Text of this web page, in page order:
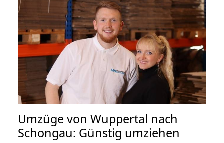
Umzüge von Wuppertal nach
Schongau: Günstig umziehen